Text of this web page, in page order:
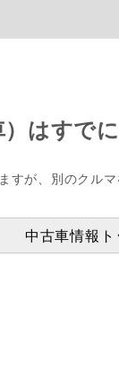
はすで
すが、別のクルマ
中古車情報ト